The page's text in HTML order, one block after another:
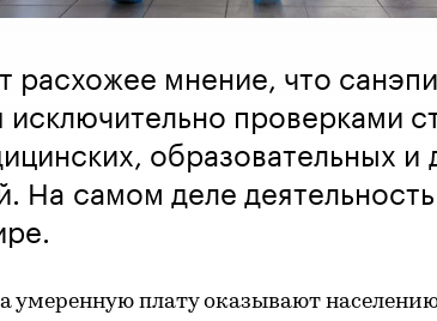
расхожее мнение, что
исключительно проверками
образовательных и
На самом деле
умеренную плату оказывают